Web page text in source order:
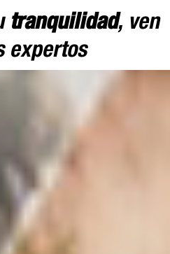
tranquilidad, ven
expertos